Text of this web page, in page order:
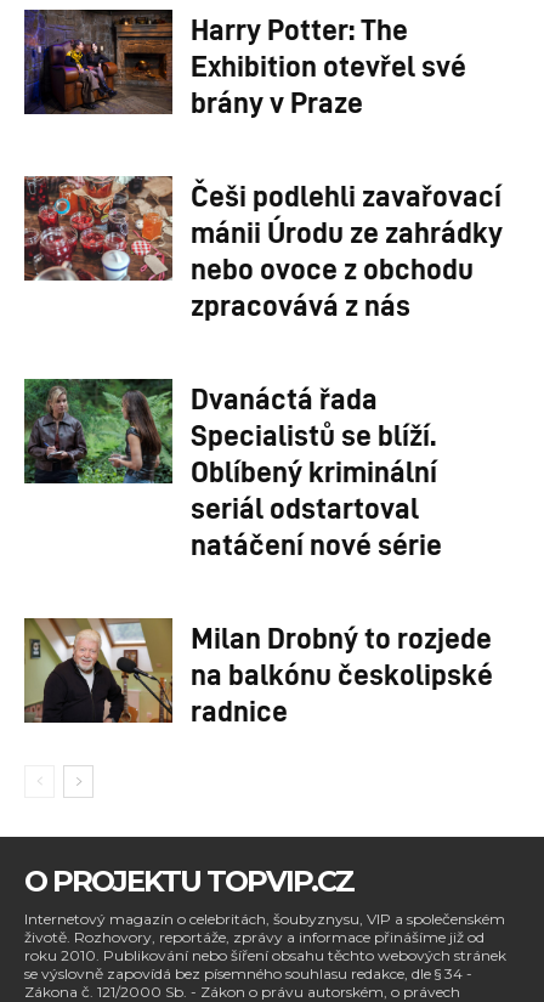
Harry Potter: The
Exhibition otevřel své
brány v Praze
Češi podlehli zavařovací
mánii Úrodu ze zahrádky
nebo ovoce z obchodu
zpracovává z nás
Dvanáctá řada
Specialistů se blíží.
Oblíbený kriminální
seriál odstartoval
natáčení nové série
Milan Drobný to rozjede
na balkónu českolipské
radnice
O PROJEKTU TOPVIP.CZ
Internetový magazín o celebritách, šoubyznysu, VIP a společenském
životě. Rozhovory, reportáže, zprávy a informace přinášíme již od
roku 2010. Publikování nebo šíření obsahu těchto webových stránek
se výslovně zapovídá bez písemného souhlasu redakce, dle § 34 -
Zákona č. 121/2000 Sb. - Zákon o právu autorském, o právech